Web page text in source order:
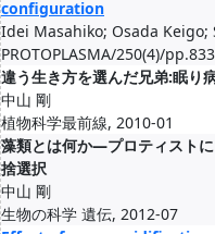
configuration
Idei Masahiko; Osada Keigo;
PROTOPLASMA/250(4)/
違う生き方を選んだ兄弟:眠り
中山 剛
植物科学最前線, 2010-01
藻類とは何か—プロティスト
捨選択
中山 剛
生物の科学 遺伝, 2012-07